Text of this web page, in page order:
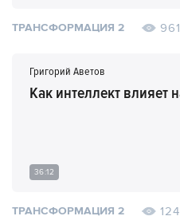
ТРАНСФОРМАЦИЯ 2
Григорий Аветов
Как интеллект влияет
36:12
ТРАНСФОРМАЦИЯ 2